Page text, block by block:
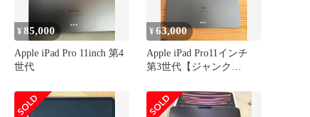
¥85,000
Apple iPad Pro 11inch 第4
世代
¥63,000
Apple iPad Pro11インチ
第3世代【ジャンク